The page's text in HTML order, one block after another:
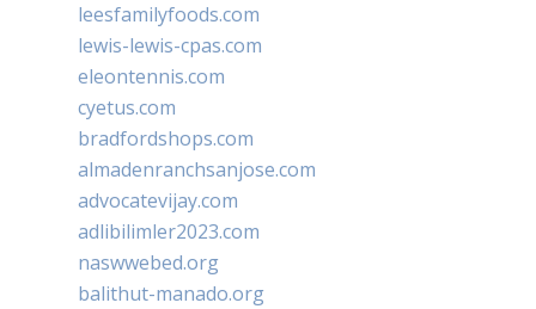
leesfamilyfoods.com
lewis-lewis-cpas.com
eleontennis.com
cyetus.com
bradfordshops.com
almadenranchsanjose.com
advocatevijay.com
adlibilimler2023.com
naswwebed.org
balithut-manado.org